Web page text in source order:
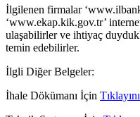
İlgilenen firmalar
‘www.ekap.kik.gov.tr’
ulaşabilirler ve ihtiyaç
temin edebilirler.
İlgli Diğer Belgeler:
İhale Dökümanı İçin